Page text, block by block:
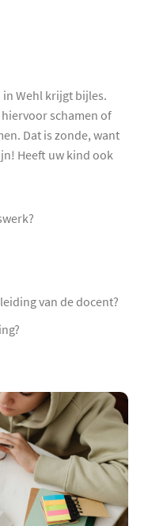
Wehl krijgt bijles.
schamen of
Dat is zonde, want
Heeft uw kind ook
van de docent?